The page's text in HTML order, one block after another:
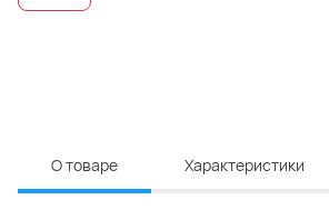
О товаре Характеристики